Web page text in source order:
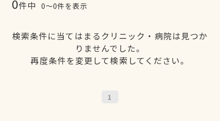
0件中 0〜0件を表示
検索条件に当てはまるクリニック・病院は見つか
りませんでした。
再度条件を変更して検索してください。
1